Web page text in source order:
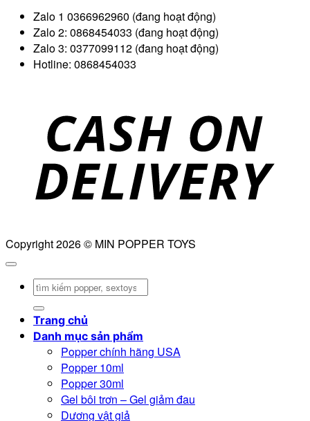
Zalo 1 0366962960 (đang hoạt động)
Zalo 2: 0868454033 (đang hoạt động)
Zalo 3: 0377099112 (đang hoạt động)
Hotline: 0868454033
Copyright 2026 © MIN POPPER TOYS
Tìm
Trang chủ
Danh mục sản phẩm
Popper chính hãng USA
Popper 10ml
Popper 30ml
Gel bôi trơn – Gel giảm đau
Dương vật giả